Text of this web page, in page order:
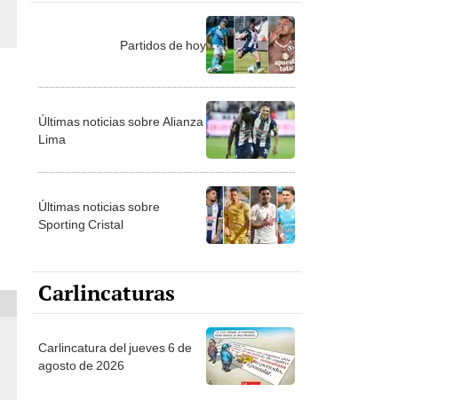
Partidos de hoy
Últimas noticias sobre Alianza
Lima
Últimas noticias sobre
Sporting Cristal
Carlincaturas
Carlincatura del jueves 6 de
agosto de 2026